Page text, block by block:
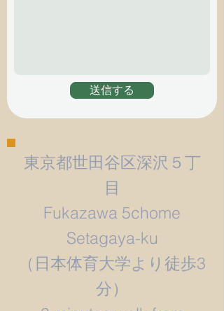
送信する
東京都世田谷区深沢５丁
目
Fukazawa 5chome
Setagaya-ku
​（日本体育大学より徒歩3
分）